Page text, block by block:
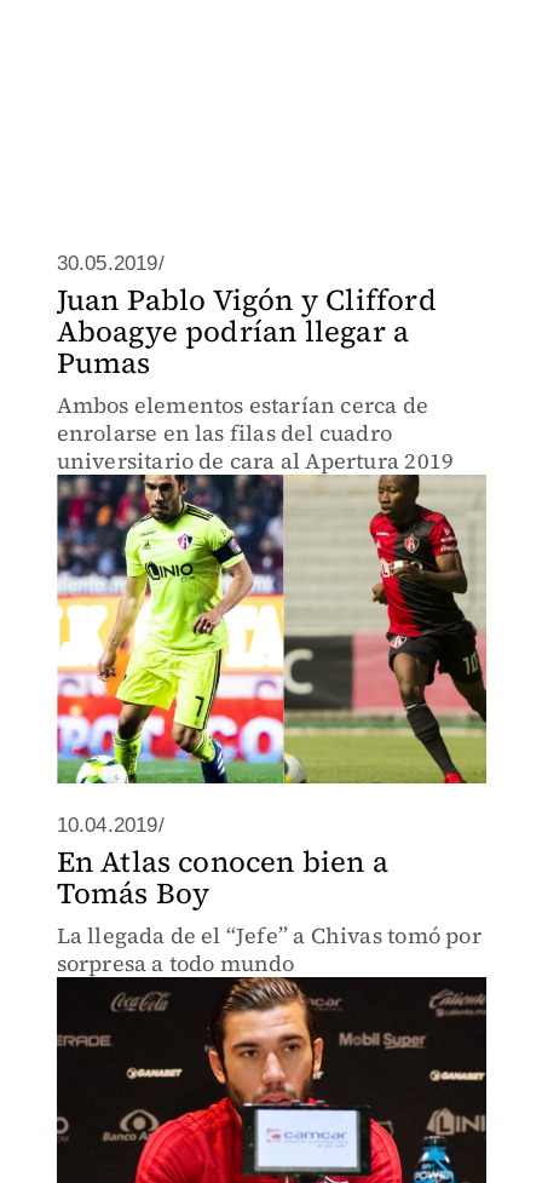
30.05.2019/
Juan Pablo Vigón y Clifford
Aboagye podrían llegar a
Pumas
Ambos elementos estarían cerca de
enrolarse en las filas del cuadro
universitario de cara al Apertura 2019
10.04.2019/
En Atlas conocen bien a
Tomás Boy
La llegada de el “Jefe” a Chivas tomó por
sorpresa a todo mundo